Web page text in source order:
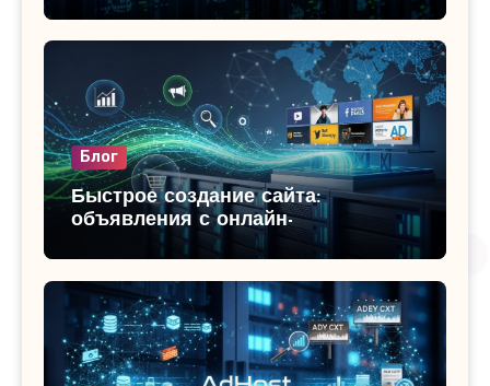
Блог
Быстрое создание сайта:
объявления с онлайн-
конструкторами и готовыми VPS в